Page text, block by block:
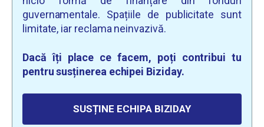
guvernamentale. Spațiile de publicitate sunt
limitate, iar reclama neinvazivă.
Dacă îți place ce facem, poți contribui tu
pentru susținerea echipei Biziday.
SUSȚINE ECHIPA BIZIDAY